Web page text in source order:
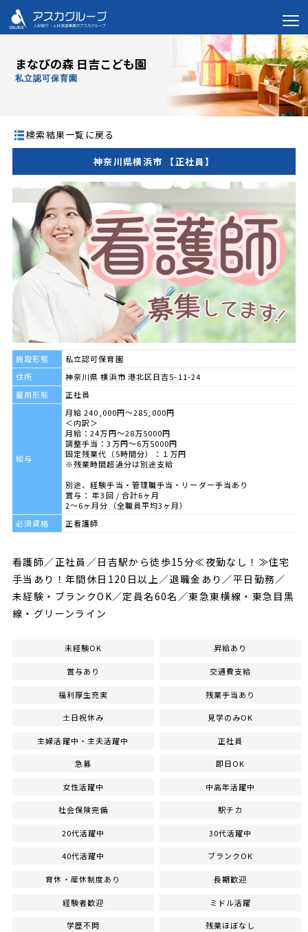
まなびの森 日吉こども園
私立認可保育園
検索結果一覧に戻る
神奈川県横浜市 【正社員】
施設形態
私立認可保育園
住所
神奈川県 横浜市 港北区日吉5-11-24
雇用形態
正社員
給与
月給 240,000円～285,000円
＜内訳＞
月給：24万円～28万5000円
調整手当：3万円～6万5000円
固定残業代（5時間分）：１万円
※残業時間超過分は別途支給
別途、経験手当・管理職手当・リーダー手当あり
賞与： 年3回 / 合計6ヶ月
2～6ヶ月分（全職員平均3ヶ月）
必須資格
正看護師
看護師／正社員／日吉駅から徒歩15分≪夜勤なし！≫住宅
手当あり！年間休日120日以上／退職金あり／平日勤務／
未経験・ブランクOK／定員名60名／東急東横線・東急目黒
線・グリーンライン
未経験OK 昇給あり
賞与あり 交通費支給
福利厚生充実 残業手当あり
土日祝休み 見学のみOK
主婦活躍中・主夫活躍中 正社員
急募 即日OK
女性活躍中 中高年活躍中
社会保険完備 駅チカ
20代活躍中 30代活躍中
40代活躍中 ブランクOK
育休・産休制度あり 長期歓迎
経験者歓迎 ミドル活躍
学歴不問 残業ほぼなし